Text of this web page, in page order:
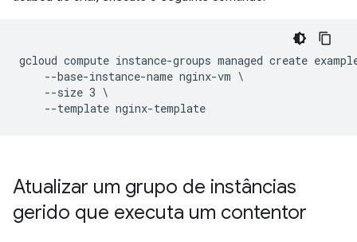
gcloud compute instance-groups managed create
    --base-instance-name nginx-vm \
    --size 3 \
Atualizar um grupo de instâncias
gerido que executa um contentor